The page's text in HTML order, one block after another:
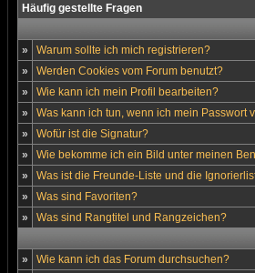
Häufig gestellte Fragen
»
Warum sollte ich mich registrieren?
»
Werden Cookies vom Forum benutzt?
»
Wie kann ich mein Profil bearbeiten?
»
Was kann ich tun, wenn ich mein Passwort
»
Wofür ist die Signatur?
»
Wie bekomme ich ein Bild unter meinen
»
Was ist die Freunde-Liste und die
»
Was sind Favoriten?
»
Was sind Rangtitel und Rangzeichen?
»
Wie kann ich das Forum durchsuchen?